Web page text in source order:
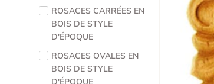
ROSACES CARRÉES EN
BOIS DE STYLE
D'ÉPOQUE
ROSACES OVALES EN
BOIS DE STYLE
D'ÉPOQUE